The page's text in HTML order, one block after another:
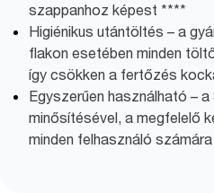
szappanhoz képest ****
Higiénikus utántöltés – a
flakon esetében minden
így csökken a fertőzés
Egyszerűen használható –
minősítésével, a megfelelő
minden felhasználó számára